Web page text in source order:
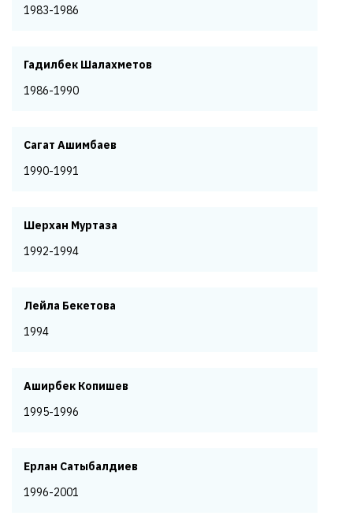
1983-1986
Гадилбек Шалахметов
1986-1990
Сагат Ашимбаев
1990-1991
Шерхан Муртаза
1992-1994
Лейла Бекетова
1994
Аширбек Копишев
1995-1996
Ерлан Сатыбалдиев
1996-2001